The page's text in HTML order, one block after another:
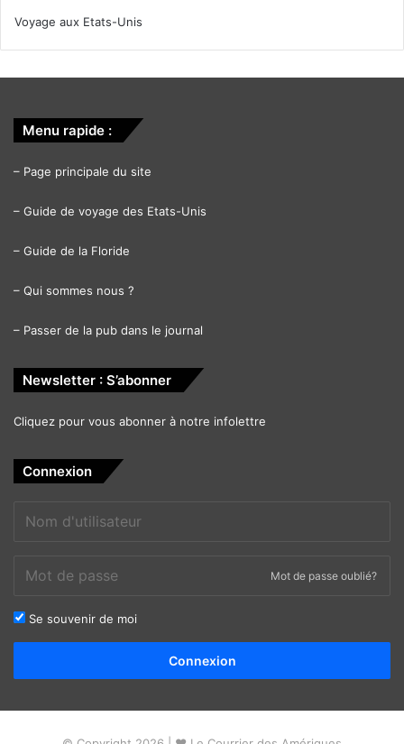
Voyage aux Etats-Unis
Menu rapide :
– Page principale du site
– Guide de voyage des Etats-Unis
– Guide de la Floride
– Qui sommes nous ?
– Passer de la pub dans le journal
Newsletter : S’abonner
Cliquez pour vous abonner à notre infolettre
Connexion
Mot de passe oublié?
Se souvenir de moi
Connexion